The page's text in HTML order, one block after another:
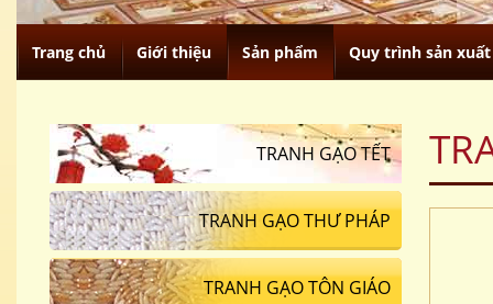
Trang chủ Giới thiệu Sản phẩm Quy trình sản xuất
TRANH GẠO TẾT
TRANH GẠO THƯ PHÁP
TRANH GẠO TÔN GIÁO